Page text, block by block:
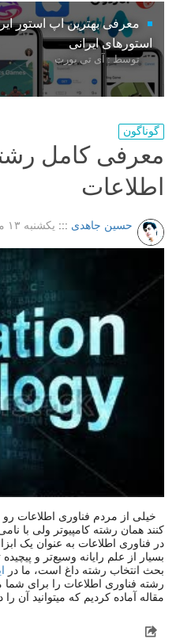
معرفی بهترین اپ استور
استورهای ایرانی
توسط : آی تی پورت
گوناگون
معرفی کامل
اطلاعات
حسین جاهدی ::: یکشنبه ۱۳ مرداد ۹۲
خیلی از مردم فناوری اطلاعات
کنند همان رشته کامپیوتر ولی با
در فناوری اطلاعات به عنوان یک
بسیار از علم رایانه وسیع‌تر و
بحث انتخاب رشته داغ است، ما در
رشته فناوری اطلاعات را برای
مقاله آماده کردیم که میتوانید آن را